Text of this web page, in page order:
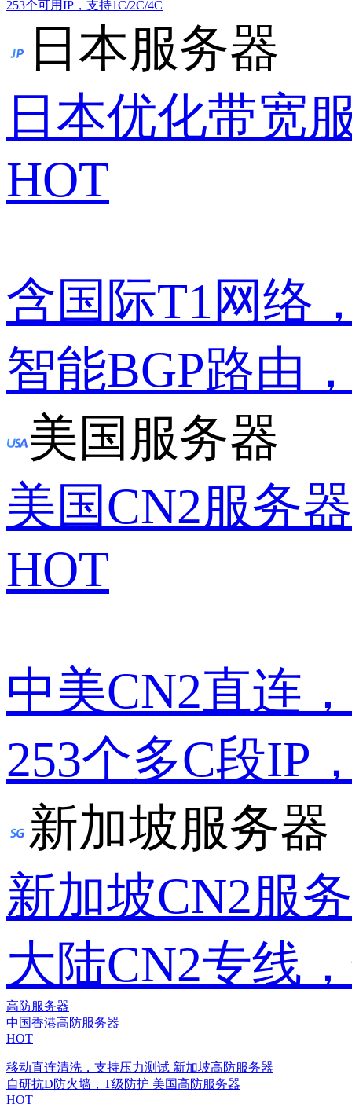
253个可用IP，支持1C/2C/4C
日本服务器
日本优化带宽
HOT
含国际T1网络
智能BGP路由
美国服务器
美国CN2服务器
HOT
中美CN2直连
253个多C段IP
新加坡服务器
新加坡CN2服
大陆CN2专线
高防服务器
中国香港高防服务器
HOT
移动直连清洗，支持压力测试 新加坡高防服务器
自研抗D防火墙，T级防护 美国高防服务器
HOT